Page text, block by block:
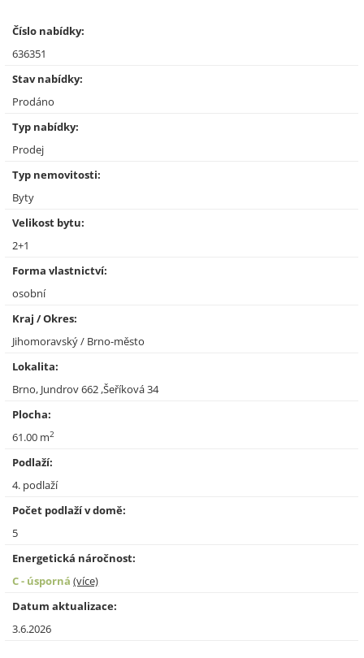
Číslo nabídky:
636351
Stav nabídky:
Prodáno
Typ nabídky:
Prodej
Typ nemovitosti:
Byty
Velikost bytu:
2+1
Forma vlastnictví:
osobní
Kraj / Okres:
Jihomoravský / Brno-město
Lokalita:
Brno, Jundrov 662 ,Šeříková 34
Plocha:
61.00 m2
Podlaží:
4. podlaží
Počet podlaží v domě:
5
Energetická náročnost:
C - úsporná (více)
Datum aktualizace:
3.6.2026